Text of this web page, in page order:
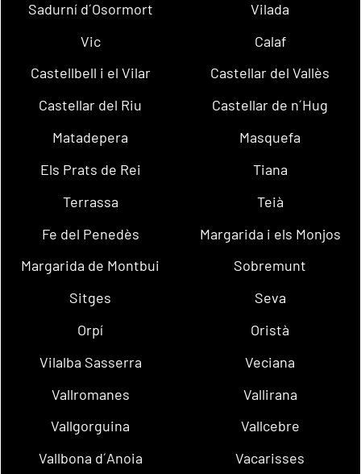
Sadurní d´Osormort
Vilada
Vic
Calaf
Castellbell i el Vilar
Castellar del Vallès
Castellar del Riu
Castellar de n´Hug
Matadepera
Masquefa
Els Prats de Rei
Tiana
Terrassa
Teià
Fe del Penedès
Margarida i els Monjos
Margarida de Montbui
Sobremunt
Sitges
Seva
Orpí
Oristà
Vilalba Sasserra
Veciana
Vallromanes
Vallirana
Vallgorguina
Vallcebre
Vallbona d´Anoia
Vacarisses